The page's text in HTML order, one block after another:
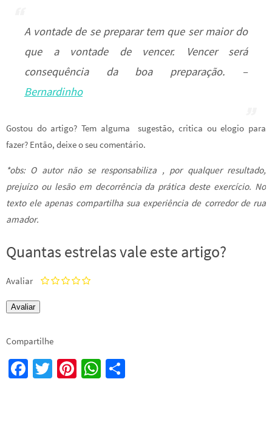
A vontade de se preparar tem que ser maior do
que a vontade de vencer. Vencer será
consequência da boa preparação. –
Bernardinho
Gostou do artigo? Tem alguma sugestão, critica ou elogio para
fazer? Então, deixe o seu comentário.
*obs: O autor não se responsabiliza , por qualquer resultado,
prejuízo ou lesão em decorrência da prática deste exercício. No
texto ele apenas compartilha sua experiência de corredor de rua
amador.
Quantas estrelas vale este artigo?
Avaliar
Compartilhe
Fa T
Pi W